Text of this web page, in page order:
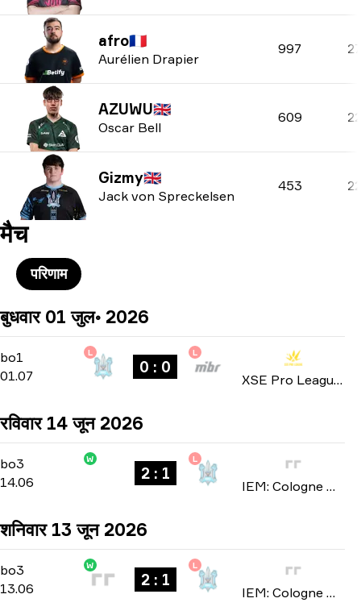
afro🇫🇷
Aurélien Drapier
997 27
AZUWU🇬🇧
Oscar Bell
609 22
Gizmy🇬🇧
Jack von Spreckelsen
453 22
मैच
परिणाम
बुधवार 01 जुल॰ 2026
bo1 Group Stage-bo1
01.07
L
0 : 0
L
XSE Pro League 2026
रविवार 14 जून 2026
bo3
bo3
14.06
W
2 : 1
L
IEM: Cologne Major 2026
शनिवार 13 जून 2026
bo3
bo3
13.06
W
2 : 1
L
IEM: Cologne Major 2026